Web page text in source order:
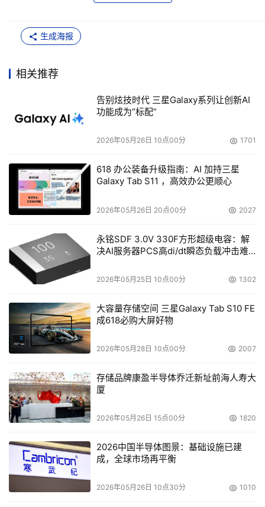
并非都是乐观的。
目前开源人才的匮乏对于内部开源的支持和开发者而言是不
项被称为"Tomcat"的JAVA开源项目就缺乏这样的专业人
员"目前这个项目大约有25名核心成员，在过去的四到五年
里，这个数目就没有什么变化。而Tomcat项目的进展速度
Zachary介绍说，企业要增加Linux专业人才的投入，但是
他同时建议他们要注意鉴别那些开源项目才是具备开发潜力
的，因为之前雇用的开源人才的报价都过于昂贵(有与会者
厂商不得不对开源项目敬而远之）。
开源将希望寄托在诸如优利系统公司，EDS电子咨询公司这
多的资源投入到对开源的支持上来。这样能缓解IT厂商在增
加开源专家投入方面的压力。
面对2008年这些不利的因素，Zachary表示2008年企业会
在如何将开源转化为经济利益方面有更多的认识。
Zachary发言中的其它要点
另外，451集团发行的一份报告显示，中小型企业中的开源
机会非常有限，因为中小型企业不具备大型厂商的经济实力
来对开源进行支持。在很多情况下，中小型企业是将开源作
为共享软件来看待。Zachary表示。
生成海报
相关推荐
告别炫技时代 三星Galaxy系列让创新AI
功能成为“标配”
2026年05月26日 10点00分 1701
618 办公装备升级指南：AI 加持三星
Galaxy Tab S11 ，高效办公更顺心
2026年05月26日 20点00分 2027
永铭SDF 3.0V 330F方形超级电容：解
决AI服务器PCS高di/dt瞬态负载冲击难
2026年05月25日 10点00分 1302
大容量存储空间 三星Galaxy Tab S10 FE
成618必购大屏好物
2026年05月28日 10点00分 2007
存储品牌康盈半导体乔迁新址前海人寿大
厦
2026年05月26日 15点00分 1820
2026中国半导体图景：基础设施已建
成，全球市场再平衡
2026年05月26日 10点30分 1010